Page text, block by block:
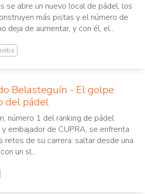
se abre un nuevo local de pádel, los
más pistas y el número de
deja de aumentar, y con él, el...
Belasteguín - El golpe
del pádel
número 1 del ranking de pádel
embajador de CUPRA, se enfrenta
retos de su carrera: saltar desde una
un sl...